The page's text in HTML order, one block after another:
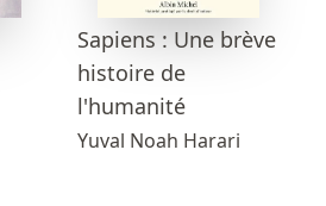
Sapiens : Une brève
histoire de
l'humanité
Yuval Noah Harari